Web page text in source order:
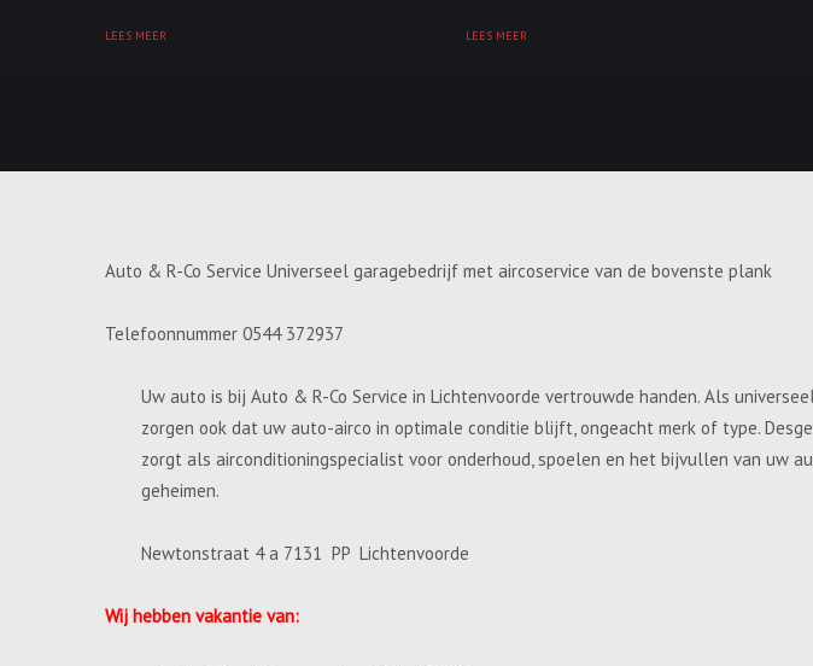
LEES MEER LEES MEER
Auto & R-Co Service Universeel garagebedrijf met aircoservice van de bovenste plank
Telefoonnummer 0544 372937
Uw auto is bij Auto & R-Co Service in Lichtenvoorde vertrouwde handen. Als
zorgen ook dat uw auto-airco in optimale conditie blijft, ongeacht merk of type.
zorgt als airconditioningspecialist voor onderhoud, spoelen en het bijvullen van uw
geheimen.
Newtonstraat 4 a 7131 PP Lichtenvoorde
Wij hebben vakantie van: